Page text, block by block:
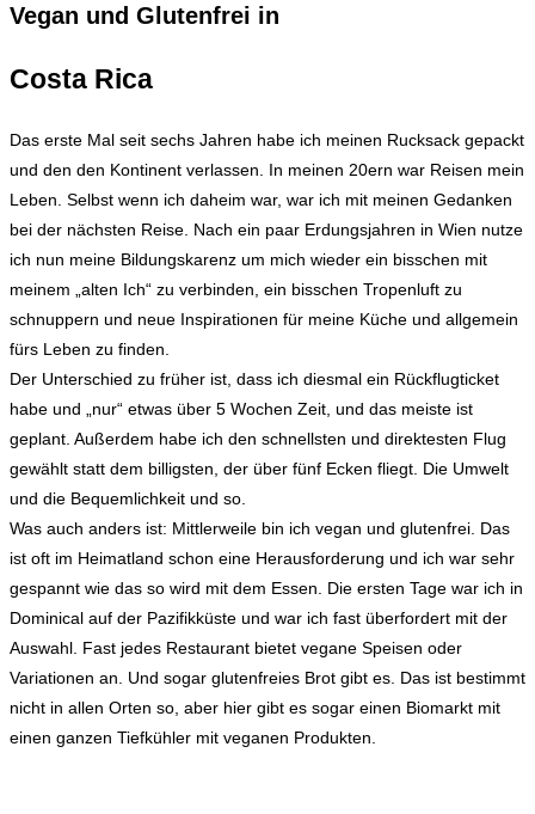
Vegan und Glutenfrei in
Costa Rica
Das erste Mal seit sechs Jahren habe ich meinen Rucksack gepackt
und den den Kontinent verlassen. In meinen 20ern war Reisen mein
Leben. Selbst wenn ich daheim war, war ich mit meinen Gedanken
bei der nächsten Reise. Nach ein paar Erdungsjahren in Wien nutze
ich nun meine Bildungskarenz um mich wieder ein bisschen mit
meinem „alten Ich“ zu verbinden, ein bisschen Tropenluft zu
schnuppern und neue Inspirationen für meine Küche und allgemein
fürs Leben zu finden.
Der Unterschied zu früher ist, dass ich diesmal ein Rückflugticket
habe und „nur“ etwas über 5 Wochen Zeit, und das meiste ist
geplant. Außerdem habe ich den schnellsten und direktesten Flug
gewählt statt dem billigsten, der über fünf Ecken fliegt. Die Umwelt
und die Bequemlichkeit und so.
Was auch anders ist: Mittlerweile bin ich vegan und glutenfrei. Das
ist oft im Heimatland schon eine Herausforderung und ich war sehr
gespannt wie das so wird mit dem Essen. Die ersten Tage war ich in
Dominical auf der Pazifikküste und war ich fast überfordert mit der
Auswahl. Fast jedes Restaurant bietet vegane Speisen oder
Variationen an. Und sogar glutenfreies Brot gibt es. Das ist bestimmt
nicht in allen Orten so, aber hier gibt es sogar einen Biomarkt mit
einen ganzen Tiefkühler mit veganen Produkten.